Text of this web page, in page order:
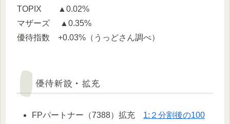
TOPIX ▲0.02%
マザーズ ▲0.35%
優待指数 +0.03%（うっどさん調べ）
優待新設・拡充
FPパートナー（7388）拡充 1:２分割後の100